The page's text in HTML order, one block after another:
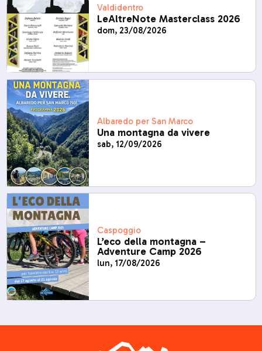
Valdidentro
LeAltreNote Masterclass 2026
dom, 23/08/2026
Albaredo per San Marco
Una montagna da vivere
sab, 12/09/2026
Caspoggio
L’eco della montagna –
Adventure Camp 2026
lun, 17/08/2026